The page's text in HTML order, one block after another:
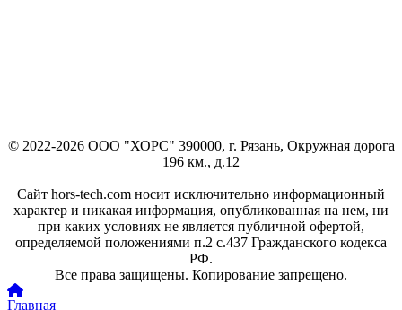
© 2022-2026 ООО "ХОРС" 390000, г. Рязань, Окружная дорога
196 км., д.12
Сайт hors-tech.com носит исключительно информационный
характер и никакая информация, опубликованная на нем, ни
при каких условиях не является публичной офертой,
определяемой положениями п.2 с.437 Гражданского кодекса
РФ.
Все права защищены. Копирование запрещено.
Главная